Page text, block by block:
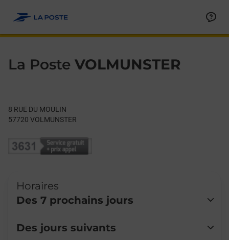
La Poste VOLMUNSTER
8 RUE DU MOULIN
57720 VOLMUNSTER
Horaires
Des 7 prochains jours
Lundi
Fermé
Des jours suivants